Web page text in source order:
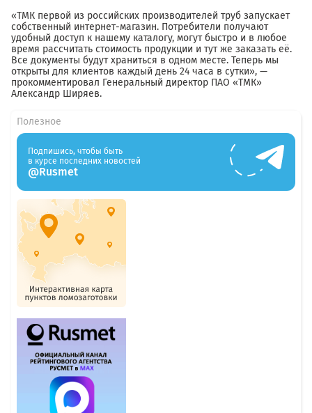
«ТМК первой из российских производителей труб запускает
собственный интернет-магазин. Потребители получают
удобный доступ к нашему каталогу, могут быстро и в любое
время рассчитать стоимость продукции и тут же заказать её.
Все документы будут храниться в одном месте. Теперь мы
открыты для клиентов каждый день 24 часа в сутки», —
прокомментировал Генеральный директор ПАО «ТМК»
Александр Ширяев.
Полезное
Подпишись, чтобы быть
в курсе последних новостей
@Rusmet